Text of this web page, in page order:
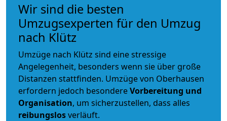
Wir sind die besten
Umzugsexperten für den Umzug
nach Klütz
Umzüge nach Klütz sind eine stressige
Angelegenheit, besonders wenn sie über große
Distanzen stattfinden. Umzüge von Oberhausen
erfordern jedoch besondereVorbereitung und
Organisation, um sicherzustellen, dass alles
reibungslosverläuft.